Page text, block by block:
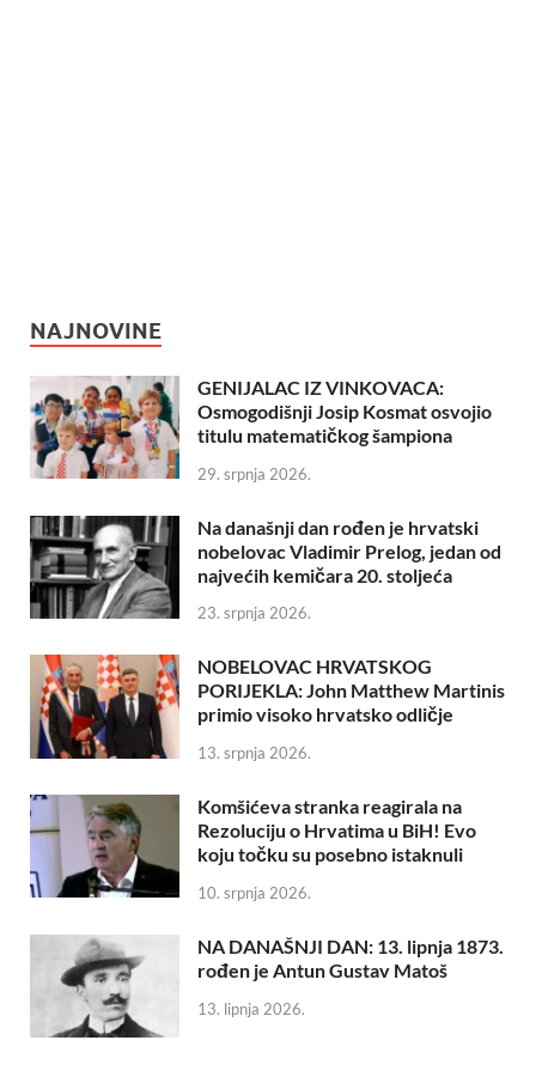
NAJNOVINE
GENIJALAC IZ VINKOVACA:
Osmogodišnji Josip Kosmat osvojio
titulu matematičkog šampiona
29. srpnja 2026.
Na današnji dan rođen je hrvatski
nobelovac Vladimir Prelog, jedan od
najvećih kemičara 20. stoljeća
23. srpnja 2026.
NOBELOVAC HRVATSKOG
PORIJEKLA: John Matthew Martinis
primio visoko hrvatsko odličje
13. srpnja 2026.
Komšićeva stranka reagirala na
Rezoluciju o Hrvatima u BiH! Evo
koju točku su posebno istaknuli
10. srpnja 2026.
NA DANAŠNJI DAN: 13. lipnja 1873.
rođen je Antun Gustav Matoš
13. lipnja 2026.